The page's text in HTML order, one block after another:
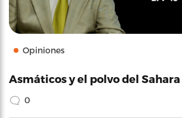
Opiniones
Asmáticos y el polvo del Sahara
0